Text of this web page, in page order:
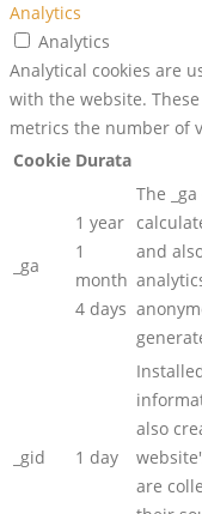
Analytics
Analytics
Analytical cookies are
with the website.
metrics the number of
Cookie Durata
_ga
1 year
1
month
4 days
The
and
_gid 1 day
also
are